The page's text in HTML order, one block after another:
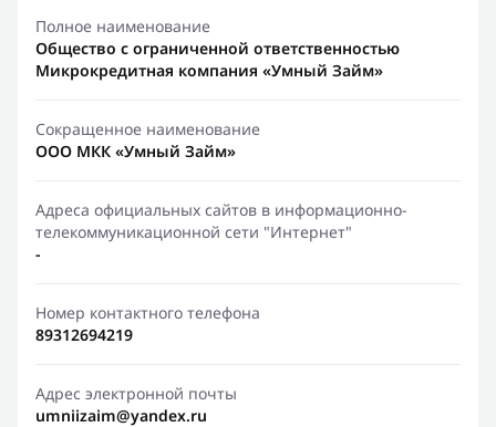
Полное наименование
Общество с ограниченной ответственностью
Микрокредитная компания «Умный Займ»
Сокращенное наименование
ООО МКК «Умный Займ»
Адреса официальных сайтов в информационно-
телекоммуникационной сети "Интернет"
-
Номер контактного телефона
89312694219
Адрес электронной почты
umniizaim@yandex.ru